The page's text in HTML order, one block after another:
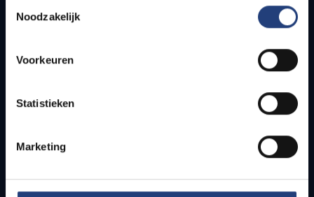
Noodzakelijk
Voorkeuren
Statistieken
Marketing
Quick links
How to get to the VUB campuses